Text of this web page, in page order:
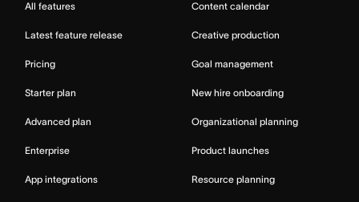
All features
Latest feature release
Pricing
Starter plan
Advanced plan
Enterprise
App integrations
Content calendar
Creative production
Goal management
New hire onboarding
Organizational planning
Product launches
Resource planning